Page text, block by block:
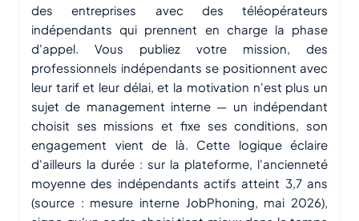
des entreprises avec des téléopérateurs
indépendants qui prennent en charge la phase
d'appel. Vous publiez votre mission, des
professionnels indépendants se positionnent avec
leur tarif et leur délai, et la motivation n'est plus un
sujet de management interne — un indépendant
choisit ses missions et fixe ses conditions, son
engagement vient de là. Cette logique éclaire
d'ailleurs la durée : sur la plateforme, l'ancienneté
moyenne des indépendants actifs atteint 3,7 ans
(source : mesure interne JobPhoning, mai 2026),